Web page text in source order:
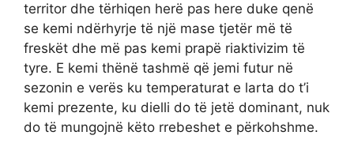
territor dhe tërhiqen herë pas here duke qenë
se kemi ndërhyrje të një mase tjetër më të
freskët dhe më pas kemi prapë riaktivizim të
tyre. E kemi thënë tashmë që jemi futur në
sezonin e verës ku temperaturat e larta do t’i
kemi prezente, ku dielli do të jetë dominant, nuk
do të mungojnë këto rrebeshet e përkohshme.